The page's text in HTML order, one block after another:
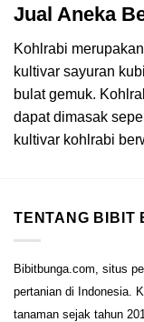
Jual Aneka
Kohlrabi
kultivar sayuran
bulat gemuk.
dapat dimasak
kultivar kohlrabi
TENTANG BIBIT
Bibitbunga.com, situs
pertanian di Indonesia.
tanaman sejak tahun